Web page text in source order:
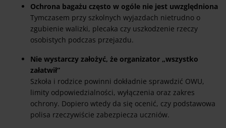
Ochrona bagażu często w ogóle nie jest uwzględniona
Tymczasem przy szkolnych wyjazdach nietrudno o
zgubienie walizki, plecaka czy uszkodzenie rzeczy
osobistych podczas przejazdu.
Nie wystarczy założyć, że organizator „wszystko
załatwił”
Szkoła i rodzice powinni dokładnie sprawdzić OWU,
limity odpowiedzialności, wyłączenia oraz zakres
ochrony. Dopiero wtedy da się ocenić, czy podstawowa
polisa rzeczywiście zabezpiecza uczniów.